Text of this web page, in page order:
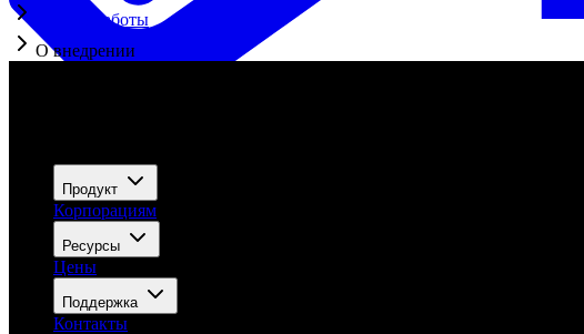
Продукт
Корпорациям
Ресурсы
Цены
Поддержка
Контакты
Начало работы
О внедрении